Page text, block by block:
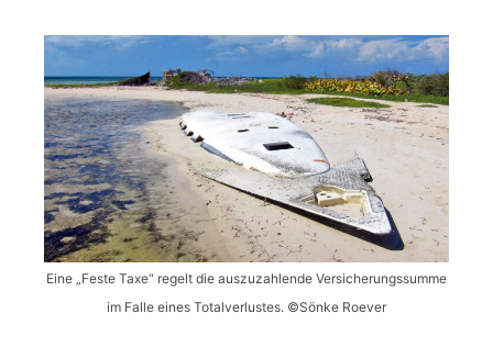
Eine „Feste Taxe“ regelt die auszuzahlende Versicherungssumme
im Falle eines Totalverlustes. ©Sönke Roever